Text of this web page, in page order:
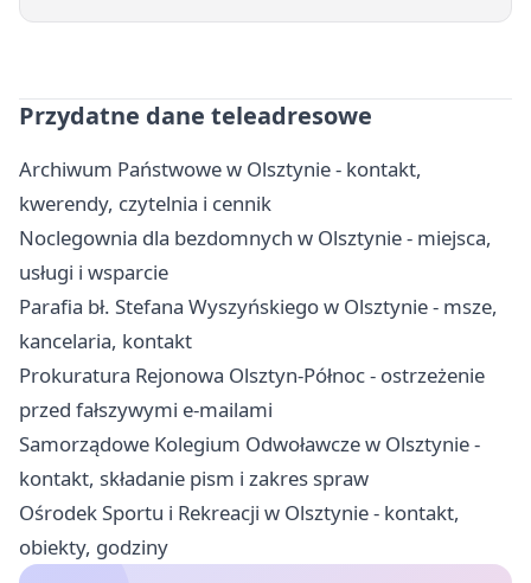
Przydatne dane teleadresowe
Archiwum Państwowe w Olsztynie - kontakt,
kwerendy, czytelnia i cennik
Noclegownia dla bezdomnych w Olsztynie - miejsca,
usługi i wsparcie
Parafia bł. Stefana Wyszyńskiego w Olsztynie - msze,
kancelaria, kontakt
Prokuratura Rejonowa Olsztyn-Północ - ostrzeżenie
przed fałszywymi e-mailami
Samorządowe Kolegium Odwoławcze w Olsztynie -
kontakt, składanie pism i zakres spraw
Ośrodek Sportu i Rekreacji w Olsztynie - kontakt,
obiekty, godziny